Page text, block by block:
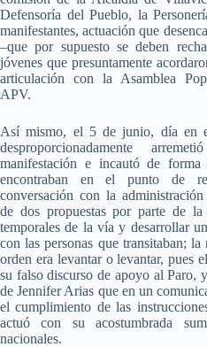
Defensoría del Pueblo, la
manifestantes, actuación que
–que por supuesto se deben
jóvenes que presuntamente
articulación con la Asamblea
APV.
Así mismo, el 5 de junio, día en
desproporcionadamente
manifestación e incautó de
encontraban en el punto de
conversación con la
de dos propuestas por parte de
temporales de la vía y desarrollar
con las personas que transitaban; la
orden era levantar o levantar, pues
su falso discurso de apoyo al Paro,
de Jennifer Arias que en un
el cumplimiento de las
actuó con su acostumbrada
nacionales.